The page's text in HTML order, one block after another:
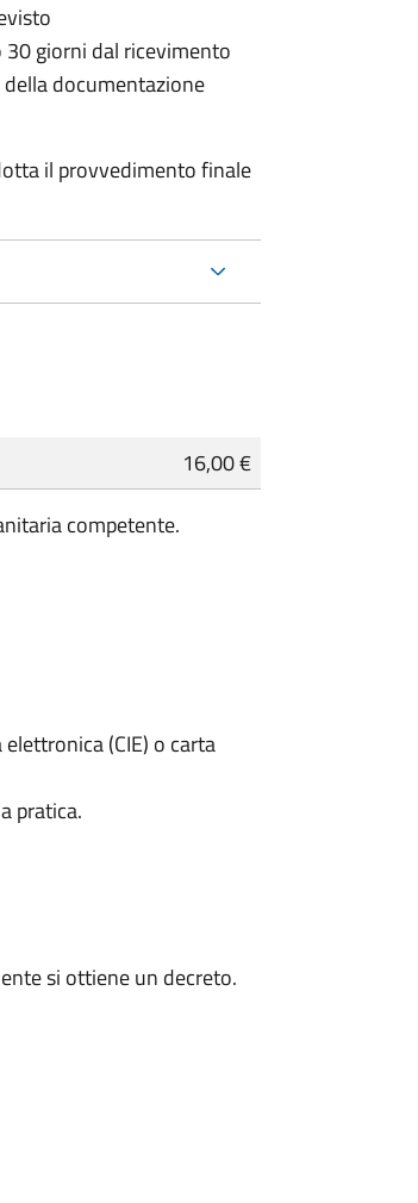
30 giorni dal ricevimento
documentazione
il provvedimento finale
16,00 €
competente.
(CIE) o carta
pratica.
si ottiene un decreto.